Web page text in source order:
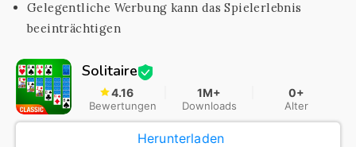
Gelegentliche Werbung kann das Spielerlebnis
beeinträchtigen
Solitaire
4.16
Bewertungen
1M+
Downloads
0+
Alter
Herunterladen